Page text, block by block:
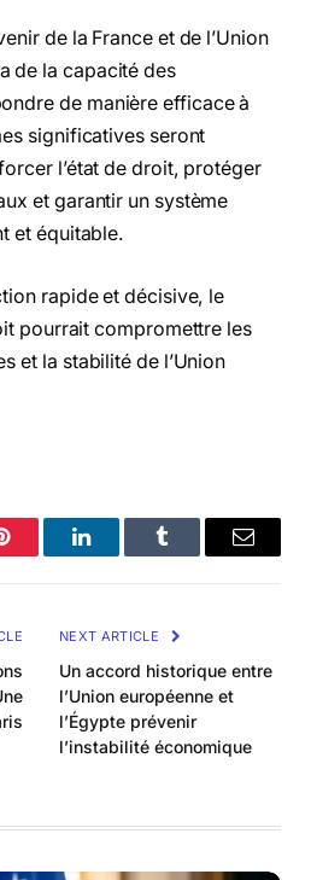
de la France et de l’Union
de la capacité des
de manière efficace à
significatives seront
l’état de droit, protéger
et garantir un système
et équitable.
rapide et décisive, le
pourrait compromettre les
et la stabilité de l’Union
Pinterest LinkedInTumblr Email
NEXT ARTICLE
Un accord historique entre
l’Union européenne et
l’Égypte prévenir
l’instabilité économique